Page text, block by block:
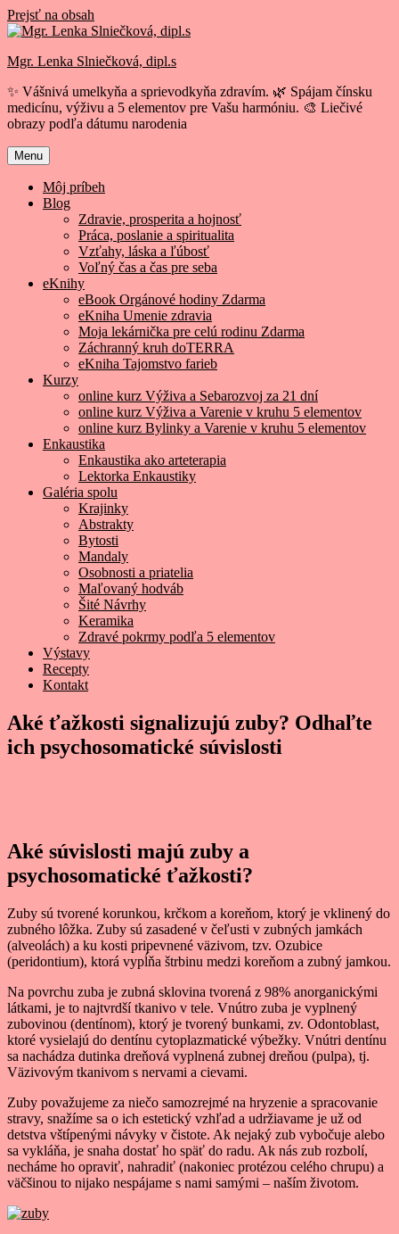
Prejsť na obsah
Mgr. Lenka Slniečková, dipl.s
✨ Vášnivá umelkyňa a sprievodkyňa zdravím. 🌿 Spájam čínsku
medicínu, výživu a 5 elementov pre Vašu harmóniu. 🎨 Liečivé
obrazy podľa dátumu narodenia
Menu
Môj príbeh
Blog
Zdravie, prosperita a hojnosť
Práca, poslanie a spiritualita
Vzťahy, láska a ľúbosť
Voľný čas a čas pre seba
eKnihy
eBook Orgánové hodiny Zdarma
eKniha Umenie zdravia
Moja lekárnička pre celú rodinu Zdarma
Záchranný kruh doTERRA
eKniha Tajomstvo farieb
Kurzy
online kurz Výživa a Sebarozvoj za 21 dní
online kurz Výživa a Varenie v kruhu 5 elementov
online kurz Bylinky a Varenie v kruhu 5 elementov
Enkaustika
Enkaustika ako arteterapia
Lektorka Enkaustiky
Galéria spolu
Krajinky
Abstrakty
Bytosti
Mandaly
Osobnosti a priatelia
Maľovaný hodváb
Šité Návrhy
Keramika
Zdravé pokrmy podľa 5 elementov
Výstavy
Recepty
Kontakt
Aké ťažkosti signalizujú zuby? Odhaľte
ich psychosomatické súvislosti
Aké súvislosti majú zuby a
psychosomatické ťažkosti?
Zuby sú tvorené korunkou, krčkom a koreňom, ktorý je vklinený do
zubného lôžka. Zuby sú zasadené v čeľusti v zubných jamkách
(alveolách) a ku kosti pripevnené väzivom, tzv. Ozubice
(peridontium), ktorá vypĺňa štrbinu medzi koreňom a zubný jamkou.
Na povrchu zuba je zubná sklovina tvorená z 98% anorganickými
látkami, je to najtvrdší tkanivo v tele. Vnútro zuba je vyplnený
zubovinou (dentínom), ktorý je tvorený bunkami, zv. Odontoblast,
ktoré vysielajú do dentínu cytoplazmatické výbežky. Vnútri dentínu
sa nachádza dutinka dreňová vyplnená zubnej dreňou (pulpa), tj.
Väzivovým tkanivom s nervami a cievami.
Zuby považujeme za niečo samozrejmé na hryzenie a spracovanie
stravy, snažíme sa o ich estetický vzhľad a udržiavame je už od
detstva vštípenými návyky v čistote. Ak nejaký zub vybočuje alebo
sa vykláňa, je snaha dostať ho späť do radu. Ak nás zub rozbolí,
necháme ho opraviť, nahradiť (nakoniec protézou celého chrupu) a
väčšinou to nijako nespájame s nami samými – naším životom.